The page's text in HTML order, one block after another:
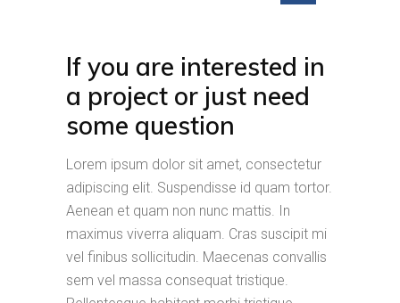
If you are interested in
a project or just need
some question
Lorem ipsum dolor sit amet, consectetur
adipiscing elit. Suspendisse id quam tortor.
Aenean et quam non nunc mattis. In
maximus viverra aliquam. Cras suscipit mi
vel finibus sollicitudin. Maecenas convallis
sem vel massa consequat tristique.